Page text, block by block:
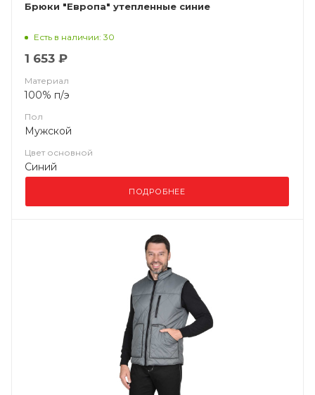
Брюки "Европа" утепленные синие
Есть в наличии: 30
1 653 ₽
Материал
100% п/э
Пол
Мужской
Цвет основной
Синий
ПОДРОБНЕЕ